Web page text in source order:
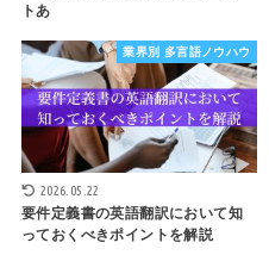
トあ
業界別 多言語ノウハウ
2026.05.22
要件定義書の英語翻訳において知
っておくべきポイントを解説